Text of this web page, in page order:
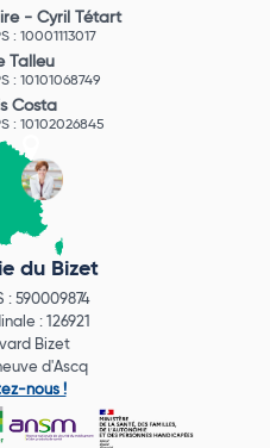
- Cyril Tétart
: 10001113017
Talleu
: 10101068749
Costa
: 10102026845
du Bizet
: 590009874
: 126921
Bizet
d'Ascq
nous !